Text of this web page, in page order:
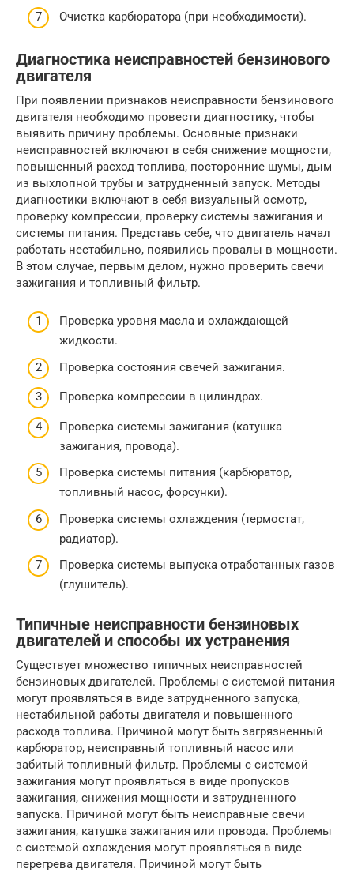
Очистка карбюратора (при необходимости).
Диагностика неисправностей бензинового
двигателя
При появлении признаков неисправности бензинового
двигателя необходимо провести диагностику, чтобы
выявить причину проблемы. Основные признаки
неисправностей включают в себя снижение мощности,
повышенный расход топлива, посторонние шумы, дым
из выхлопной трубы и затрудненный запуск. Методы
диагностики включают в себя визуальный осмотр,
проверку компрессии, проверку системы зажигания и
системы питания. Представь себе, что двигатель начал
работать нестабильно, появились провалы в мощности.
В этом случае, первым делом, нужно проверить свечи
зажигания и топливный фильтр.
Проверка уровня масла и охлаждающей
жидкости.
Проверка состояния свечей зажигания.
Проверка компрессии в цилиндрах.
Проверка системы зажигания (катушка
зажигания, провода).
Проверка системы питания (карбюратор,
топливный насос, форсунки).
Проверка системы охлаждения (термостат,
радиатор).
Проверка системы выпуска отработанных газов
(глушитель).
Типичные неисправности бензиновых
двигателей и способы их устранения
Существует множество типичных неисправностей
бензиновых двигателей. Проблемы с системой питания
могут проявляться в виде затрудненного запуска,
нестабильной работы двигателя и повышенного
расхода топлива. Причиной могут быть загрязненный
карбюратор, неисправный топливный насос или
забитый топливный фильтр. Проблемы с системой
зажигания могут проявляться в виде пропусков
зажигания, снижения мощности и затрудненного
запуска. Причиной могут быть неисправные свечи
зажигания, катушка зажигания или провода. Проблемы
с системой охлаждения могут проявляться в виде
перегрева двигателя. Причиной могут быть